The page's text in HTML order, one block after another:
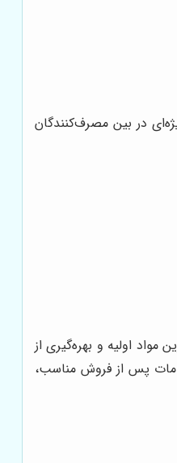
در بین مصرف‌کنندگان
اولیه و بهره‌گیری از
پس از فروش مناسب،